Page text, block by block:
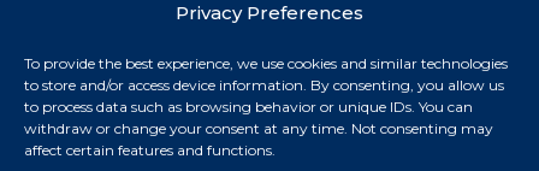
Privacy Preferences
To provide the best experience, we use cookies and similar technologies
to store and/or access device information. By consenting, you allow us
to process data such as browsing behavior or unique IDs. You can
withdraw or change your consent at any time. Not consenting may
affect certain features and functions.
Kapcsolat
Budapest, Magyarország
+36 30 687 6790